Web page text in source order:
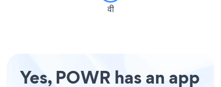
वी
Yes, POWR has an app